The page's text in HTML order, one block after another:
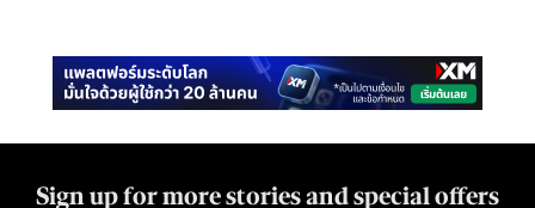
Sign up for more stories and special offers